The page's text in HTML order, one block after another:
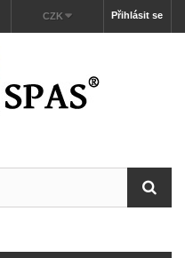
Přihlásit se
CZK